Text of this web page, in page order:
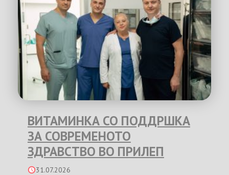
ВИТАМИНКА СО ПОДДРШКА
ЗА СОВРЕМЕНОТО
ЗДРАВСТВО ВО ПРИЛЕП
31.07.2026